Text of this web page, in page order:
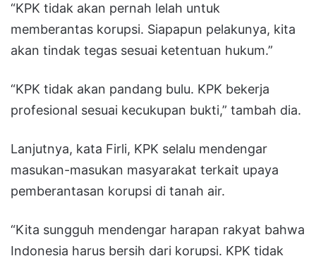
“KPK tidak akan pernah lelah untuk
memberantas korupsi. Siapapun pelakunya, kita
akan tindak tegas sesuai ketentuan hukum.”
“KPK tidak akan pandang bulu. KPK bekerja
profesional sesuai kecukupan bukti,” tambah dia.
Lanjutnya, kata Firli, KPK selalu mendengar
masukan-masukan masyarakat terkait upaya
pemberantasan korupsi di tanah air.
“Kita sungguh mendengar harapan rakyat bahwa
Indonesia harus bersih dari korupsi. KPK tidak